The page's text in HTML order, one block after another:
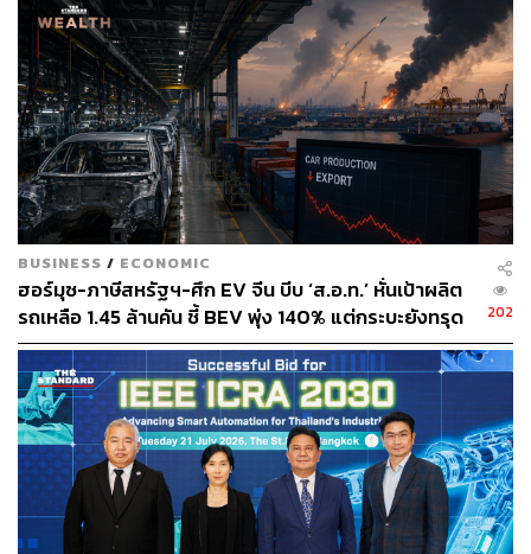
BUSINESS / ECONOMIC
ฮอร์มุซ-ภาษีสหรัฐฯ-ศึก EV จีน บีบ ‘ส.อ.ท.’ หั่นเป้าผลิต
รถเหลือ 1.45 ล้านคัน ชี้ BEV พุ่ง 140% แต่กระบะยังทรุด
202